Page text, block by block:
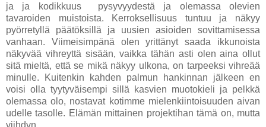
ja ja kodikkuus pysyvyydestä ja olemassa olevien
tavaroiden muistoista. Kerroksellisuus tuntuu ja näkyy
pyörretyllä päätöksillä ja uusien asioiden sovittamisessa
vanhaan. Viimeisimpänä olen yrittänyt saada ikkunoista
näkyvää vihreyttä sisään, vaikka tähän asti olen aina ollut
sitä mieltä, että se mikä näkyy ulkona, on tarpeeksi vihreää
minulle. Kuitenkin kahden palmun hankinnan jälkeen en
voisi olla tyytyväisempi sillä kasvien muotokieli ja pelkkä
olemassa olo, nostavat kotimme mielenkiintoisuuden aivan
udelle tasolle. Elämän mittainen projektihan tämä on, mutta
viihdyn.